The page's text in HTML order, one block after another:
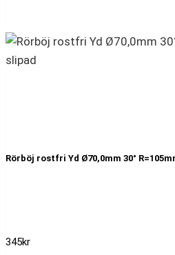
Rörböj rostfri Yd Ø70,0mm 30°
345kr